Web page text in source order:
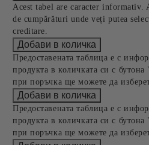
Acest tabel are caracter informativ.
de cumpărături unde veți putea
creditare.
Предоставената таблица е с
продукта в количката си с
при поръчка ще можете да
Предоставената таблица е с
продукта в количката си с
при поръчка ще можете да